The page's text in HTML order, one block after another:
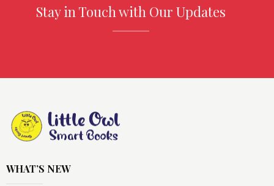
Stay in Touch with Our Updates
WHAT’S NEW